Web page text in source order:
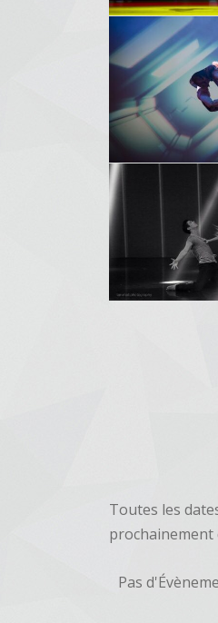
Toutes les
prochainement
Pas